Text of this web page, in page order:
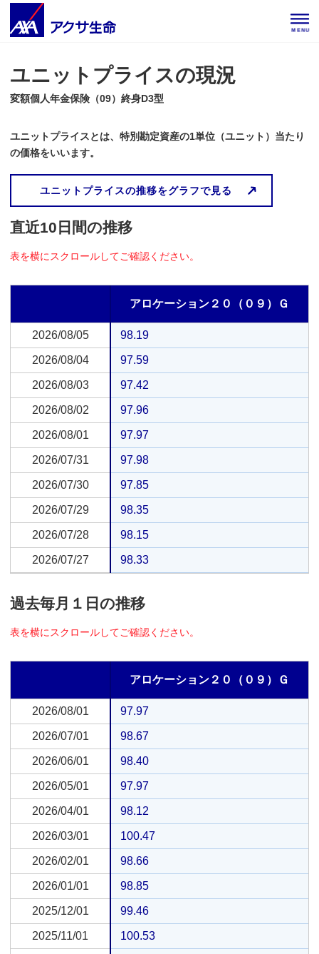
MENU
ユニットプライスの現況
変額個人年金保険（09）終身D3型
ユニットプライスとは、特別勘定資産の1単位（ユニット）当たり
の価格をいいます。
ユニットプライスの推移をグラフで見る
直近10日間の推移
表を横にスクロールしてご確認ください。
アロケーション２０（０９）Ｇ
2026/08/05 98.19
2026/08/04 97.59
2026/08/03 97.42
2026/08/02 97.96
2026/08/01 97.97
2026/07/31 97.98
2026/07/30 97.85
2026/07/29 98.35
2026/07/28 98.15
2026/07/27 98.33
2026/08/05
2026/08/04
2026/08/03
2026/08/02
2026/08/01
2026/07/31
2026/07/30
2026/07/29
2026/07/28
2026/07/27
過去毎月１日の推移
表を横にスクロールしてご確認ください。
アロケーション２０（０９）Ｇ
2026/08/01 97.97
2026/07/01 98.67
2026/06/01 98.40
2026/05/01 97.97
2026/04/01 98.12
2026/03/01 100.47
2026/02/01 98.66
2026/01/01 98.85
2025/12/01 99.46
2025/11/01 100.53
2026/08/01
2026/07/01
2026/06/01
2026/05/01
2026/04/01
2026/03/01
2026/02/01
2026/01/01
2025/12/01
2025/11/01